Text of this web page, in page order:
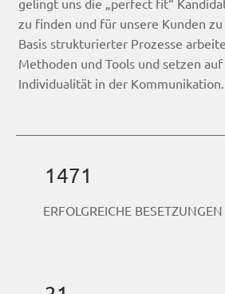
n-
im
gelingt uns die „perfect fit“
zu finden und für unsere Kunden
Basis strukturierter Prozesse
Methoden und Tools und setzen
Individualität in der Kommunikation.
1471
ERFOLGREICHE BESETZUNGEN